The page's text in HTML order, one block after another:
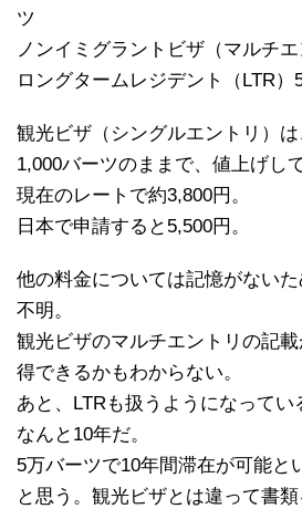
ツ
ノンイミグラントビザ（マルチ
ロングタームレジデント（LTR）
観光ビザ（シングルエントリ）
1,000バーツのままで、値上げし
現在のレートで約3,800円。
日本で申請すると5,500円。
他の料金については記憶がない
不明。
観光ビザのマルチエントリの記
得できるかもわからない。
あと、LTRも扱うようになって
なんと10年だ。
5万バーツで10年間滞在が可能と
と思う。観光ビザとは違って書